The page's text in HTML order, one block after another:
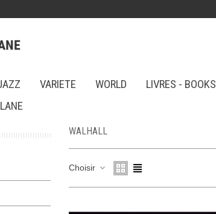
VARIETE WORLD LIVRES - BOOKS
WALHALL
Choisir